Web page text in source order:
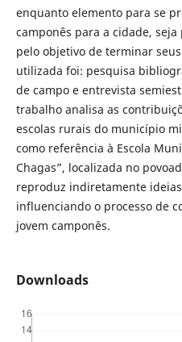
enquanto elemento para se
camponês para a cidade,
pelo objetivo de terminar
utilizada foi: pesquisa
de campo e entrevista
trabalho analisa as
escolas rurais do município
como referência à Escola
Chagas”, localizada no
reproduz indiretamente
influenciando o processo de
jovem camponês.
Downloads